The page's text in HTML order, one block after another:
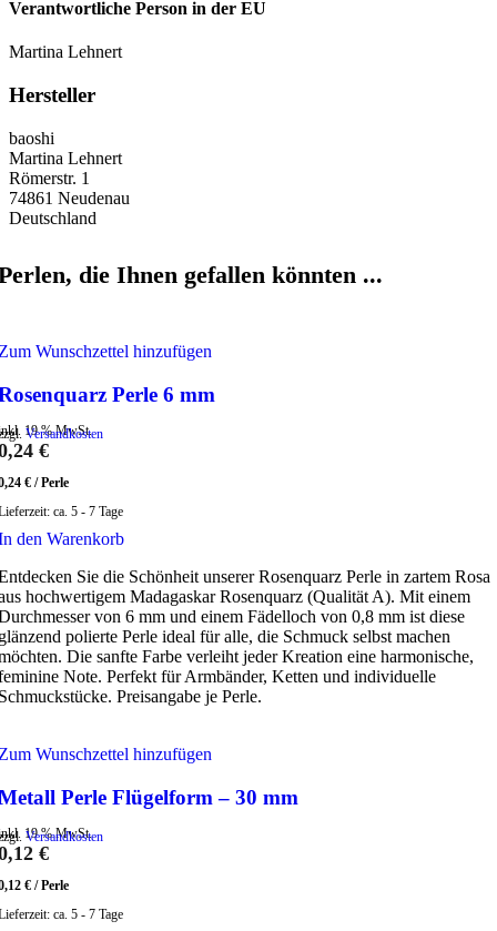
Verantwortliche Person in der EU
Martina Lehnert
Hersteller
baoshi
Martina Lehnert
Römerstr. 1
74861 Neudenau
Deutschland
die Ihnen gefallen könnten ...
Wunschzettel hinzufügen
Perle 6 mm
19 % MwSt.
Versandkosten
€
€ /Perle
ca. 5 - 7 Tage
den Warenkorb
Sie die Schönheit unserer Rosenquarz Perle in zartem Rosa
hochwertigem Madagaskar Rosenquarz (Qualität A). Mit einem
von 6 mm und einem Fädelloch von 0,8 mm ist diese
polierte Perle ideal für alle, die Schmuck selbst machen
Die sanfte Farbe verleiht jeder Kreation eine harmonische,
Note. Perfekt für Armbänder, Ketten und individuelle
Preisangabe je Perle.
Wunschzettel hinzufügen
Perle Flügelform – 30 mm
19 % MwSt.
Versandkosten
€
€ /Perle
ca. 5 - 7 Tage